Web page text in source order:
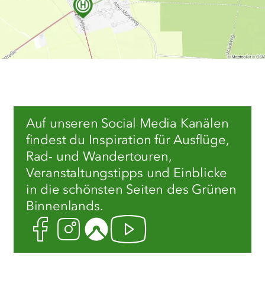
Auf unseren Social Media Kanälen
findest du Inspiration für Ausflüge,
Rad- und Wandertouren,
Veranstaltungstipps und Einblicke
in die schönsten Seiten des Grünen
Binnenlands.
FacebookInstagram
KomootYoutube